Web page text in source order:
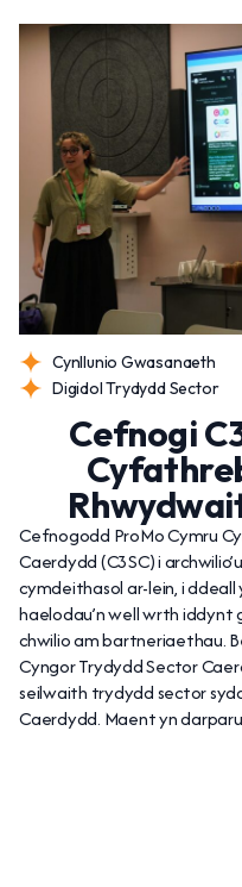
Cynllunio Gwasanaeth
Digidol Trydydd Sector
Cefnogi
Cefnogodd ProMo Cymru
Caerdydd (C3SC) i
cymdeithasol ar-lein, i ddeall
haelodau’n well wrth
chwilio am bartneriaethau.
Cyngor Trydydd Sector
seilwaith trydydd sector
Caerdydd. Maent yn